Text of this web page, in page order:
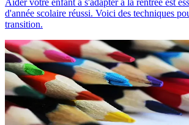
Aider votre enfant à s'adapter à la rentrée est
d'année scolaire réussi. Voici des techniques
transition.